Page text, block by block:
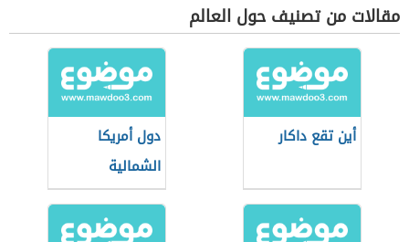
مقالات من تصنيف حول العالم
أين تقع داكار
دول أمريكا
الشمالية
والجنوبية